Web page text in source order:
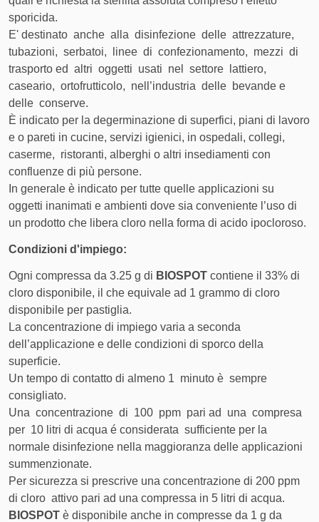
Da 5.1 kg a 10.1 kg 14,00 €
Da 10.1 kg a 20.1 kg 19,50 €
Da 20.1 kg a 29.9 kg 21,50 €
Corriere
Espresso
ARCO
Servizio di corriere espresso con
consegna stimata in 3-5 giorni e
tracciabilità inclusa
FASCIA DI PESO COSTO DI SPEDIZIONE
Da 30 kg a 50.1 kg 22,50 €
Da 50.1 kg a 100.1 kg
Da 100.1 kg a 150.1 kg 31,50 €
Da 150.1 kg a 200.1 kg 40,50 €
Da 250.1 kg a 300.1 kg 52,50 €
Da 300.1 kg a 500 kg 70,00 €
Spedizione con
Corriere
Specializzato
ADR
Servizio di corriere espresso
con consegna stimata in 3-5
giorni e tracciabilità inclusa
sporicida.
E' destinato anche alla disinfezione delle attrezzature,
tubazioni, serbatoi, linee di confezionamento, mezzi di
trasporto ed altri oggetti usati nel settore lattiero,
caseario, ortofrutticolo, nell’industria delle bevande e
delle conserve.
È indicato per la degerminazione di superfici, piani di lavoro
e o pareti in cucine, servizi igienici, in ospedali, collegi,
caserme, ristoranti, alberghi o altri insediamenti con
confluenze di più persone.
In generale è indicato per tutte quelle applicazioni su
oggetti inanimati e ambienti dove sia conveniente l’uso di
un prodotto che libera cloro nella forma di acido ipocloroso.
Condizioni d'impiego:
Ogni compressa da 3.25 g di BIOSPOT contiene il 33% di
cloro disponibile, il che equivale ad 1 grammo di cloro
disponibile per pastiglia.
La concentrazione di impiego varia a seconda
dell’applicazione e delle condizioni di sporco della
superficie.
Un tempo di contatto di almeno 1 minuto è sempre
consigliato.
Una concentrazione di 100 ppm pari ad una compresa
per 10 litri di acqua é considerata sufficiente per la
normale disinfezione nella maggioranza delle applicazioni
summenzionate.
Per sicurezza si prescrive una concentrazione di 200 ppm
di cloro attivo pari ad una compressa in 5 litri di acqua.
BIOSPOT è disponibile anche in compresse da 1 g da